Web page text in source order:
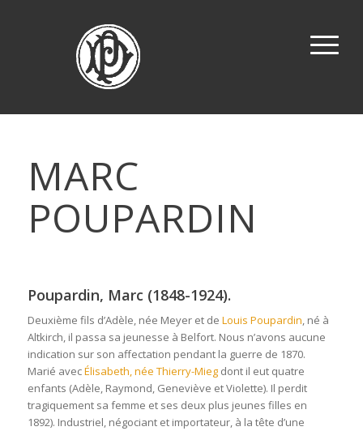
MARC
POUPARDIN
Poupardin, Marc (1848-1924).
Deuxième fils d’Adèle, née Meyer et de Louis Poupardin, né à
Altkirch, il passa sa jeunesse à Belfort. Nous n’avons aucune
indication sur son affectation pendant la guerre de 1870.
Marié avecÉlisabeth, née Thierry-Miegdont il eut quatre
enfants (Adèle, Raymond, Geneviève et Violette). Il perdit
tragiquement sa femme et ses deux plus jeunes filles en
1892). Industriel, négociant et importateur, à la tête d’une